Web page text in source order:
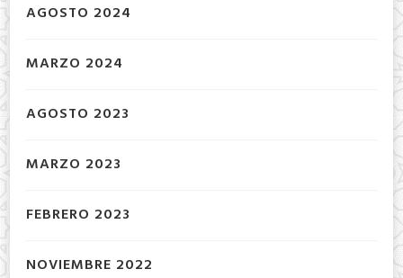
AGOSTO 2024
MARZO 2024
AGOSTO 2023
MARZO 2023
FEBRERO 2023
NOVIEMBRE 2022